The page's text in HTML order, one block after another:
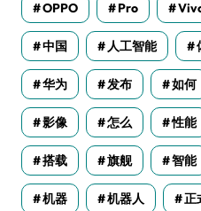
OPPO Pro
中国 人工智能
华为 发布 如何
影像 怎么 性能
搭载 旗舰 智能
机器 机器人 正